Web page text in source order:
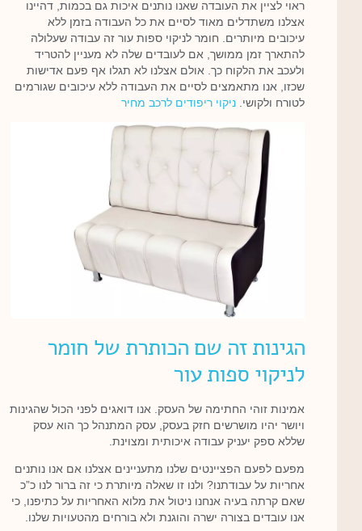
ראוי לציין את העובדה שאנו נותנים איכות גם בכמות, דהיינו
אצלנו משתדלים מאוד לסיים את כל העבודה בזמן ללא
עיכובים מיותרים. חומר לניקוי ספות עור זה עבודה שעלולה
להתארך זמן ממושך, אם לעובדים שלה לא מעניין להטריד
ולעכב את הלקוח כך. אולם אצלנו לא תגלו אף פעם אדישות
שכזו, אנו מתאמצים לסיים את העבודה ללא עיכובים שגורמים
לטורח ולקושי. ניקוי ריפודים לרכב מחיר
הגינות זה שם הכותרת של חומר
לניקוי ספות עור
אמינות זוהי החתימה של העסק. אנו דואגים לפני הכול שהגינות
ויושר יהיו מושרשים חזק בעסק, עסק המתנהל כך הוא עסק
שללא ספק יעניק עבודה איכותית ומצוינת.
מפעם לפעם הפציינטים שלנו מתעניינים אצלנו אם אנו נותנים
אחריות על עבודתנו? ולנו זו שאלה מיותרת כי זה ברור לנו כ”כ
שאם קרתה בעיה אנחנו ניטול את מלוא האחריות על כתיפנו, כי
אנו עובדים בצורה ישרה והוגנת ולא בורחים מהטעויות שלנו.